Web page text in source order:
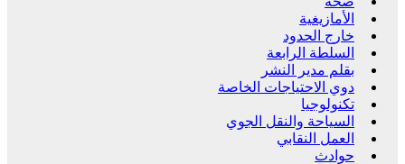
الأمازيغية
خارج الحدود
السلطة الرابعة
بقلم مدير النشر
دوي الاحتياجات الخاصة
تكنولوجيا
السياحة والنقل الجوي
العمل النقابي
حوادث